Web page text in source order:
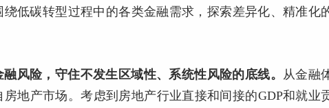
低碳转型过程中的各类金融需求，探索差异化、精准化
风险，守住不发生区域性、系统性风险的底线。 从金融
地产市场。考虑到房地产行业直接和间接的GDP和就业